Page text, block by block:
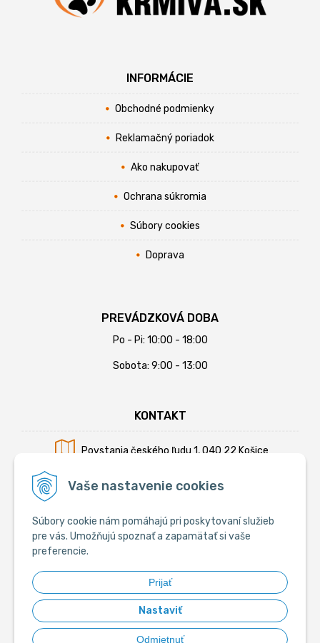
Vaše nastavenie cookies
Súbory cookie nám pomáhajú pri poskytovaní služieb
pre vás. Umožňujú spoznať a zapamätať si vaše
preferencie.
Prijať
Nastaviť
Odmietnuť
INFORMÁCIE
Obchodné podmienky
Reklamačný poriadok
Ako nakupovať
Ochrana súkromia
Súbory cookies
Doprava
PREVÁDZKOVÁ DOBA
Po - Pi: 10:00 - 18:00
Sobota: 9:00 - 13:00
KONTAKT
Povstania českého ľudu 1, 040 22 Košice
Mobil:+421 902 794 355
E-mail:info@krmiva.sk